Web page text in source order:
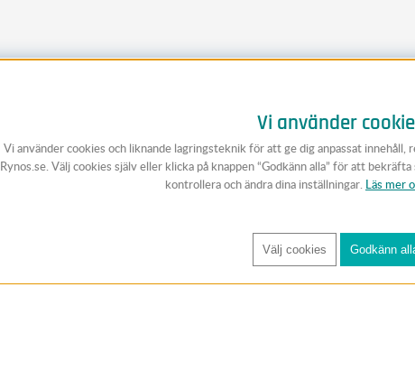
Vi använder
Vi använder cookies och liknande lagringsteknik för att ge dig anpassat
Rynos.se. Välj cookies själv eller klicka på knappen “Godkänn alla” för att
kontrollera och ändra dina inställningar. Läs mer
Välj cookies Godkänn